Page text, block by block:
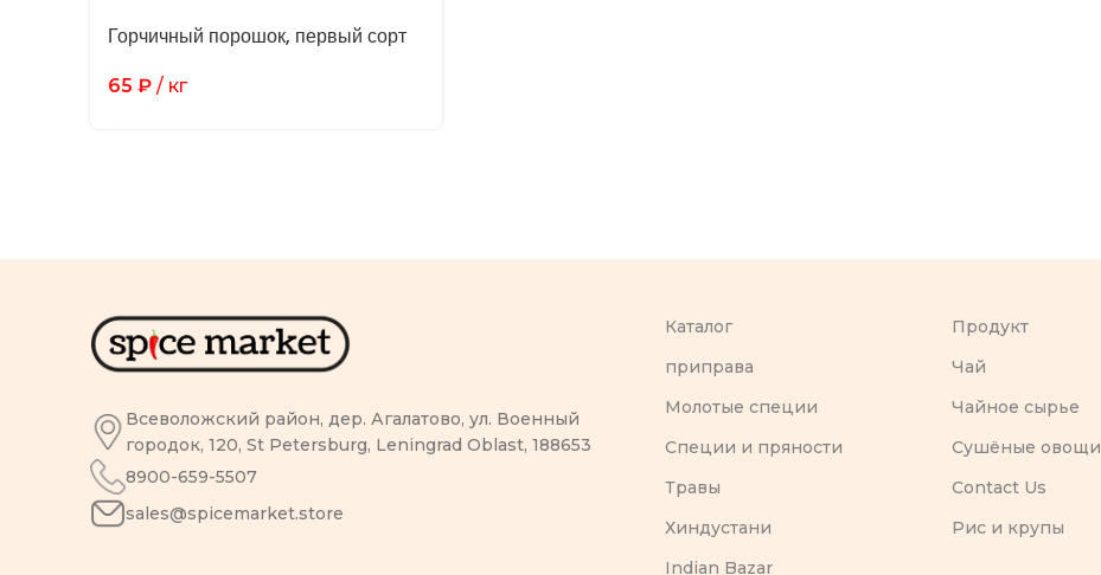
Горчичный порошок, первый сорт
65 ₽ / кг
Всеволожский район, дер. Агалатово, ул. Военный
городок, 120, St Petersburg, Leningrad Oblast, 188653
8900-659-5507
sales@spicemarket.store
Каталог
приправа
Молотые специи
Специи и пряности
Травы
Хиндустани
Indian Bazar
Продукт
Чай
Чайное сырье
Сушёные овощи
Contact Us
Рис и крупы